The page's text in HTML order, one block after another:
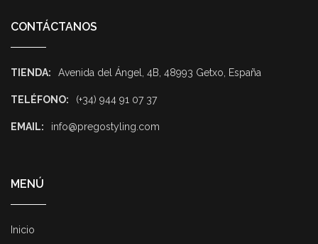
CONTÁCTANOS
TIENDA: Avenida del Ángel, 4B, 48993 Getxo, España
TELÉFONO: (+34) 944 91 07 37
EMAIL: info@pregostyling.com
MENÚ
Inicio